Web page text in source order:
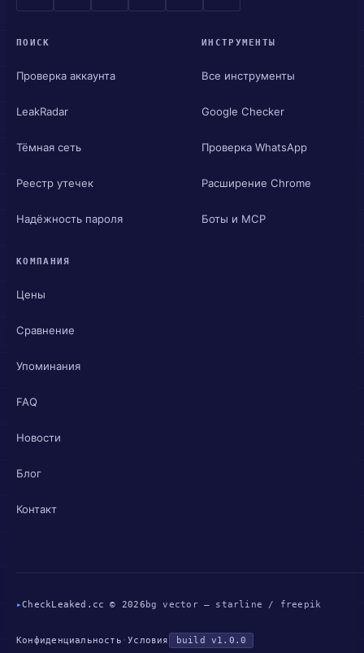
ПОИСК
Проверка аккаунта
LeakRadar
Тёмная сеть
Реестр утечек
Надёжность пароля
ИНСТРУМЕНТЫ
Все инструменты
Google Checker
Проверка WhatsApp
Расширение Chrome
Боты и MCP
КОМПАНИЯ
Цены
Сравнение
Упоминания
FAQ
Новости
Блог
Контакт
▸CheckLeaked.cc © 2026 bg vector — starline / freepik
Конфиденциальность ·Условия build v1.0.0